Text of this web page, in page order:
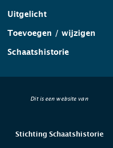
Uitgelicht
Toevoegen / wijzigen
Schaatshistorie
Dit is een website van
Stichting Schaatshistorie